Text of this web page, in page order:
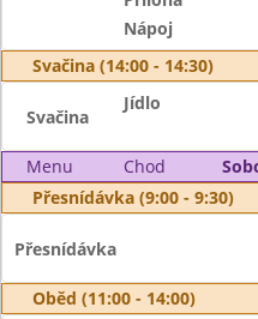
Nápoj
Svačina (14:00 - 14:30)
Svačina
Jídlo
Menu Chod
Přesnídávka (9:00 - 9:30)
Přesnídávka
Oběd (11:00 - 14:00)